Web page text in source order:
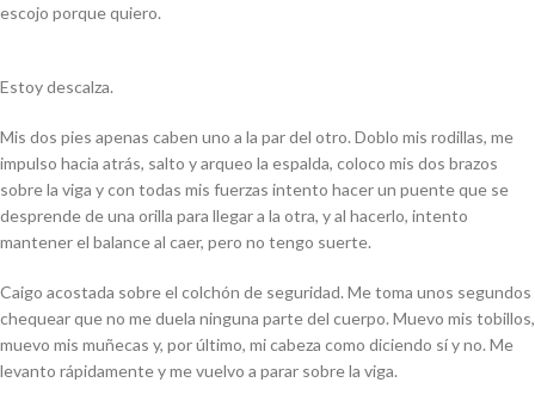
escojo porque quiero.
Estoy descalza.
Mis dos pies apenas caben uno a la par del otro. Doblo mis rodillas, me
impulso hacia atrás, salto y arqueo la espalda, coloco mis dos brazos
sobre la viga y con todas mis fuerzas intento hacer un puente que se
desprende de una orilla para llegar a la otra, y al hacerlo, intento
mantener el balance al caer, pero no tengo suerte.
Caigo acostada sobre el colchón de seguridad. Me toma unos segundos
chequear que no me duela ninguna parte del cuerpo. Muevo mis tobillos,
muevo mis muñecas y, por último, mi cabeza como diciendo sí y no. Me
levanto rápidamente y me vuelvo a parar sobre la viga.